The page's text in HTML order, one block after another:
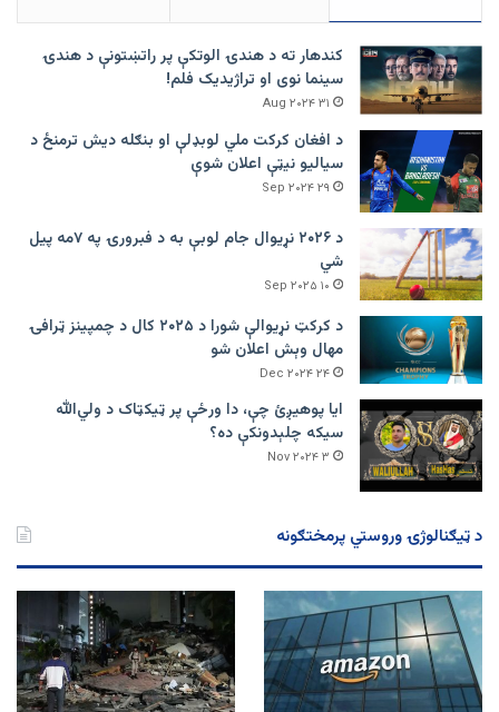
کندهار ته د هندۍ الوتکې پر راتښتونې د هندۍ
سینما نوی او تراژيديک فلم!
۳۱ Aug ۲۰۲۴
د افغان کرکت ملي لوبډلې او بنګله دیش ترمنځ د
سیالیو نیټې اعلان شوې
۲۹ Sep ۲۰۲۴
د ۲۰۲۶ نړیوال جام لوبې به د فبرورۍ په ۷مه پیل
شي
۱۰ Sep ۲۰۲۵
د کرکټ نړیوالې شورا د ۲۰۲۵ کال د چمپینز ټرافۍ
مهال وېش اعلان شو
۲۴ Dec ۲۰۲۴
ایا پوهیږئ چې، دا ورځې پر ټيکټاک د ولي‌الله
سیکه چلېدونکې ده؟
۳ Nov ۲۰۲۴
د ټیګنالوژۍ وروستي پرمختګونه